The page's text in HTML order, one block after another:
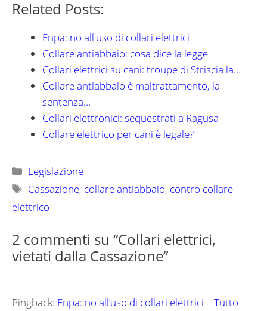
Related Posts:
Enpa: no all'uso di collari elettrici
Collare antiabbaio: cosa dice la legge
Collari elettrici su cani: troupe di Striscia la…
Collare antiabbaio è maltrattamento, la
sentenza…
Collari elettronici: sequestrati a Ragusa
Collare elettrico per cani è legale?
Categorie
Legislazione
Tag
Cassazione, collare antiabbaio, contro collare
elettrico
2 commenti su “Collari elettrici,
vietati dalla Cassazione”
Pingback: Enpa: no all’uso di collari elettrici | Tutto